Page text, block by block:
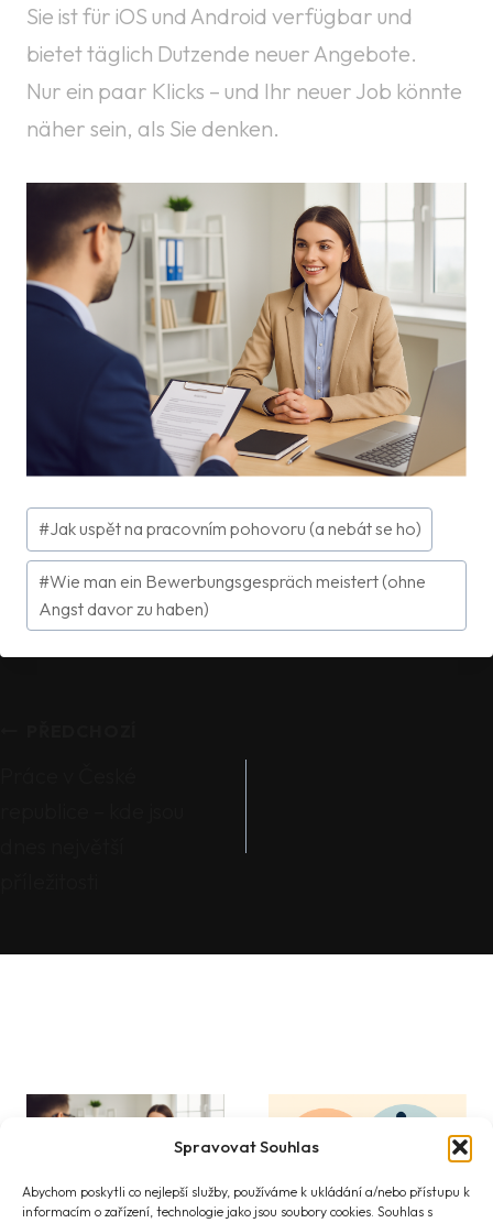
Spravovat Souhlas
Abychom poskytli co nejlepší služby, používáme k ukládání a/nebo přístupu k
informacím o zařízení, technologie jako jsou soubory cookies. Souhlas s
Sie ist für iOS und Android verfügbar und
bietet täglich Dutzende neuer Angebote.
Nur ein paar Klicks – und Ihr neuer Job könnte
näher sein, als Sie denken.
Štítky
příspěvků:
#Jak uspět na pracovním pohovoru (a nebát se ho)
#Wie man ein Bewerbungsgespräch meistert (ohne
Angst davor zu haben)